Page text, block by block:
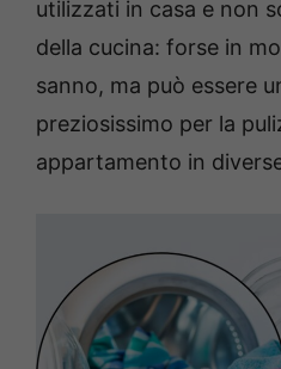
utilizzati in casa e non
della cucina: forse in
sanno, ma può essere
preziosissimo per la
appartamento in